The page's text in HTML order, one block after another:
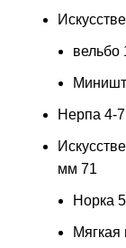
вельбо
Нерпа 4-
мм 71
Норка
Мягкая